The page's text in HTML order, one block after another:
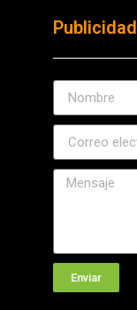
Publicidad
Enviar